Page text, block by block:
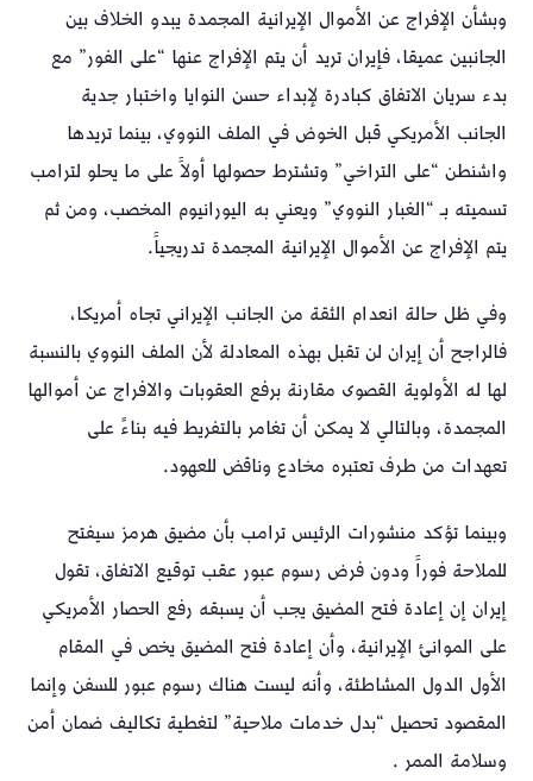
وبشأن الإفراج عن الأموال الإيرانية المجمدة يبدو الخلاف بين
الجانبين عميقا، فإيران تريد أن يتم الإفراج عنها “على الفور” مع
بدء سريان الاتفاق كبادرة لإبداء حسن النوايا واختبار جدية
الجانب الأمريكي قبل الخوض في الملف النووي، بينما تريدها
واشنطن “على التراخي” وتشترط حصولها أولاََ على ما يحلو لترامب
تسميته بـ “الغبار النووي” ويعني به اليورانيوم المخصب، ومن ثم
يتم الإفراج عن الأموال الإيرانية المجمدة تدريجياََ.
وفي ظل حالة انعدام الثقة من الجانب الإيراني تجاه أمريكا،
فالراجح أن إيران لن تقبل بهذه المعادلة لأن الملف النووي بالنسبة
لها له الأولوية القصوى مقارنة برفع العقوبات والافراج عن أموالها
المجمدة، وبالتالي لا يمكن أن تغامر بالتفريط فيه بناءً على
تعهدات من طرف تعتبره مخادع وناقض للعهود.
وبينما تؤكد منشورات الرئيس ترامب بأن مضيق هرمز سيفتح
للملاحة فوراََ ودون فرض رسوم عبور عقب توقيع الاتفاق، تقول
إيران إن إعادة فتح المضيق يجب أن يسبقه رفع الحصار الأمريكي
على الموانئ الإيرانية، وأن إعادة فتح المضيق يخص في المقام
الأول الدول المشاطئة، وأنه ليست هناك رسوم عبور للسفن وإنما
المقصود تحصيل “بدل خدمات ملاحية” لتغطية تكاليف ضمان أمن
وسلامة الممر .